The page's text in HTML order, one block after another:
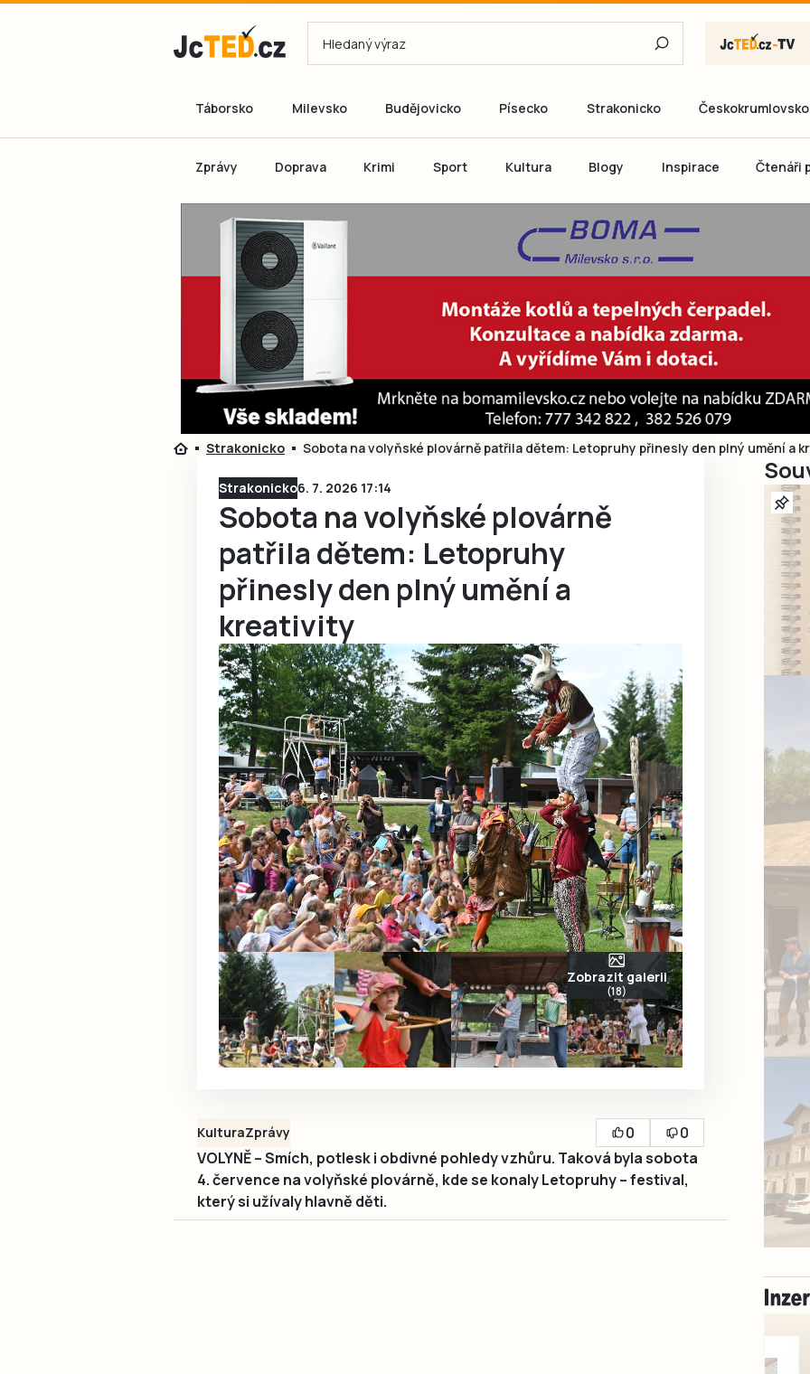
Ještě nemám
Táborsko Milevsko Budějovicko Písecko Strakonicko Českokrumlovsko
Zprávy Doprava Krimi Sport Kultura Blogy Inspirace Čtenáři
Strakonicko Sobota na volyňské plovárně patřila dětem: Letopruhy přinesly den plný umění a
Strakonicko6. 7. 2026 17:14
Sobota na volyňské plovárně
patřila dětem: Letopruhy
přinesly den plný umění a
kreativity
Zobrazit galerii
(18)
KulturaZprávy 0
0
VOLYNĚ – Smích, potlesk i obdivné pohledy vzhůru. Taková byla sobota
4. července na volyňské plovárně, kde se konaly Letopruhy – festival,
který si užívaly hlavně děti.